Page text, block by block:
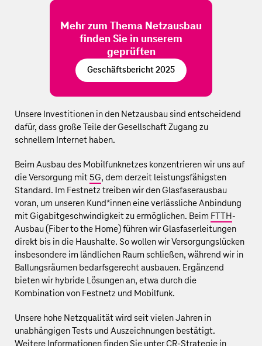
Mehr zum Thema Netzausbau
finden Sie in unserem
geprüften
Geschäftsbericht 2025
Unsere Investitionen in den Netzausbau sind entscheidend
dafür, dass große Teile der Gesellschaft Zugang zu
schnellem Internet haben.
Beim Ausbau des Mobilfunknetzes konzentrieren wir uns auf
die Versorgung mit5G, dem derzeit leistungsfähigsten
Standard. Im Festnetz treiben wir den Glasfaserausbau
voran, um unseren Kund*innen eine verlässliche Anbindung
mit Gigabitgeschwindigkeit zu ermöglichen. Beim FTTH-
Ausbau (Fiber to the Home) führen wir Glasfaserleitungen
direkt bis in die Haushalte. So wollen wir Versorgungslücken
insbesondere im ländlichen Raum schließen, während wir in
Ballungsräumen bedarfsgerecht ausbauen. Ergänzend
bieten wir hybride Lösungen an, etwa durch die
Kombination von Festnetz und Mobilfunk.
Unsere hohe Netzqualität wird seit vielen Jahren in
unabhängigen Tests und Auszeichnungen bestätigt.
Weitere Informationen finden Sie unterCR-Strategie in